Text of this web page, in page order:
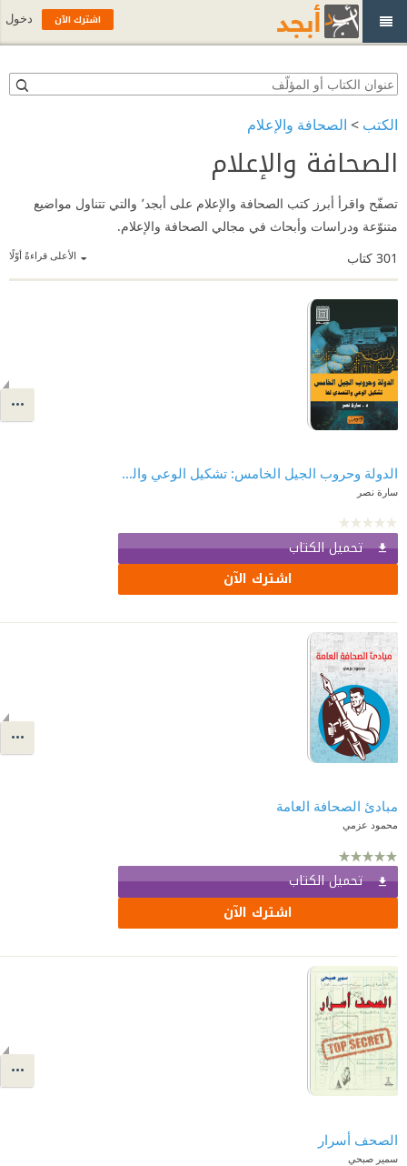
الكتب > الصحافة والإعلام
الصحافة والإعلام
تصفّح واقرأ أبرز كتب الصحافة والإعلام على أبجد٬ والتي تتناول مواضيع
متنوّعة ودراسات وأبحاث في مجالي الصحافة والإعلام.
الأعلى قراءةً أوّلًا 301 كتاب
الدولة وحروب الجيل الخامس: تشكيل الوعي والتصدي لها
سارة نصر
تحميل الكتاب
اشترك الآن
مبادئ الصحافة العامة
محمود عزمي
تحميل الكتاب
اشترك الآن
الصحف أسرار
سمير صبحي
اشترك الآن دخول